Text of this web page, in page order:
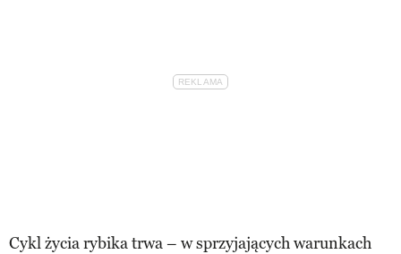
Cykl życia rybika trwa – w sprzyjających warunkach